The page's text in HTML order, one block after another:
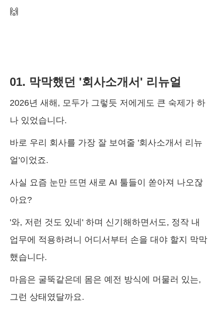
🙌
01. 막막했던 '회사소개서' 리뉴얼
2026년 새해, 모두가 그렇듯 저에게도 큰 숙제가 하
나 있었습니다.
바로 우리 회사를 가장 잘 보여줄 '회사소개서 리뉴
얼'이었죠.
사실 요즘 눈만 뜨면 새로 AI 툴들이 쏟아져 나오잖
아요?
'와, 저런 것도 있네' 하며 신기해하면서도, 정작 내
업무에 적용하려니 어디서부터 손을 대야 할지 막막
했습니다.
마음은 굴뚝같은데 몸은 예전 방식에 머물러 있는,
그런 상태였달까요.